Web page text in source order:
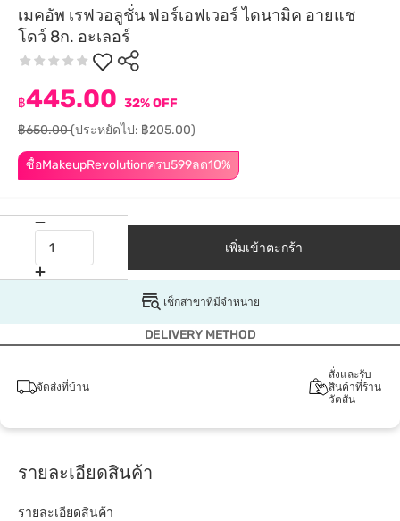
เมคอัพ เรฟวอลูชั่น ฟอร์เอฟเวอร์ ไดนามิค อายแช
โดว์ 8ก. อะเลอร์
ซื้อMakeupRevolutionครบ599ลด10%
฿445.00 32% OFF
฿650.00(ประหยัดไป: ฿205.00)
เพิ่มเข้าตะกร้า
เช็กสาขาที่มีจำหน่าย
DELIVERY METHOD
จัดส่งที่บ้าน
สั่งและรับ
สินค้าที่ร้าน
วัตสัน
รายละเอียดสินค้า
รายละเอียดสินค้า